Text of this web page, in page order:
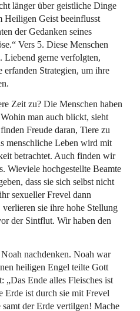
länger über geistliche Dinge
Heiligen Geist beeinflusst
der Gedanken seines
Vers 5. Diese Menschen
Liebend gerne verfolgten,
erfanden Strategien, um ihre
Zeit zu? Die Menschen haben
man auch blickt, sieht
Freude daran, Tiere zu
menschliche Leben wird mit
betrachtet. Auch finden wir
Wieviele hochgestellte Beamte
dass sie sich selbst nicht
sexueller Frevel dann
sie ihre hohe Stellung
der Sintflut. Wir haben den
nachdenken. Noah war
heiligen Engel teilte Gott
Ende alles Fleisches ist
Erde ist durch sie mit Frevel
der Erde vertilgen! Mache